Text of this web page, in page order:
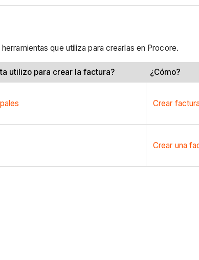
que utiliza para crearlas en Procore.
utilizo para crear la factura? ¿Cómo?
Crear
Crear una